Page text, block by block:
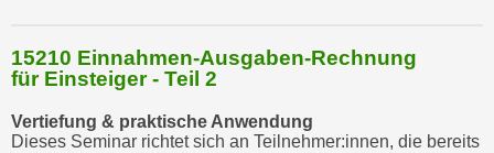
15210 Einnahmen-Ausgaben-Rechnung
für Einsteiger - Teil 2
Vertiefung & praktische Anwendung
Dieses Seminar richtet sich an Teilnehmer:innen, die bereits